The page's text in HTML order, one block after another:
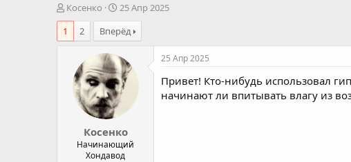
А
в
т
о
Косенко
Д
а
т
а
н
а
ч
а
л
а
25 Апр 2025
1
2 Вперёд
Косенко
Начинающий
Хондавод
25 Апр 2025
Привет! Кто-нибудь использовал
начинают ли впитывать влагу из